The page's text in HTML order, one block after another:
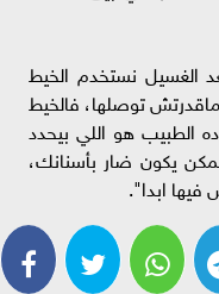
الغسيل نستخدم الخيط
توصلها، فالخيط
الطبيب هو اللي بيحدد
يكون ضار بأسنانك،
ابدا".